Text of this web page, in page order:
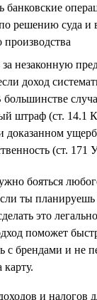
банковские
решению суда и
за незаконную
доход
штраф (ст.
доказанном
(ст.
бояться
ты планируешь
это
поможет
с брендами и не